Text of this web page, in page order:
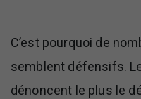
C’est pourquoi de
semblent défensifs.
dénoncent le plus le